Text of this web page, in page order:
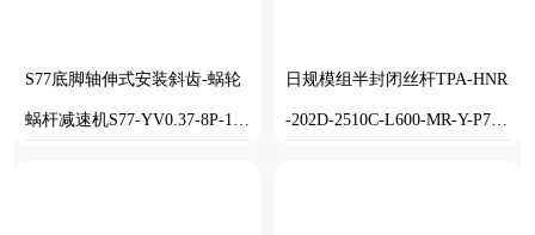
S77底脚轴伸式安装斜齿-蜗轮
蜗杆减速机S77-YV0.37-8P-15
日规模组半封闭丝杆TPA-HNR
-202D-2510C-L600-MR-Y-P75-